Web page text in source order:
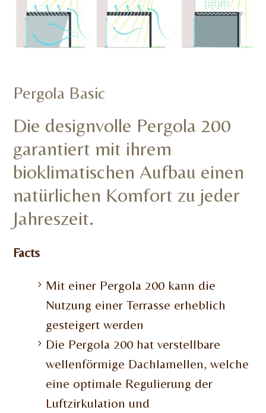
Pergola Basic
Die designvolle Pergola 200
garantiert mit ihrem
bioklimatischen Aufbau einen
natürlichen Komfort zu jeder
Jahreszeit.
Facts
Mit einer Pergola 200 kann die
Nutzung einer Terrasse erheblich
gesteigert werden
Die Pergola 200 hat verstellbare
wellenförmige Dachlamellen, welche
eine optimale Regulierung der
Luftzirkulation und